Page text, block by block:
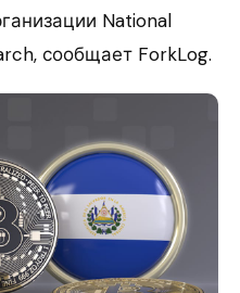
National
сообщает ForkLog.